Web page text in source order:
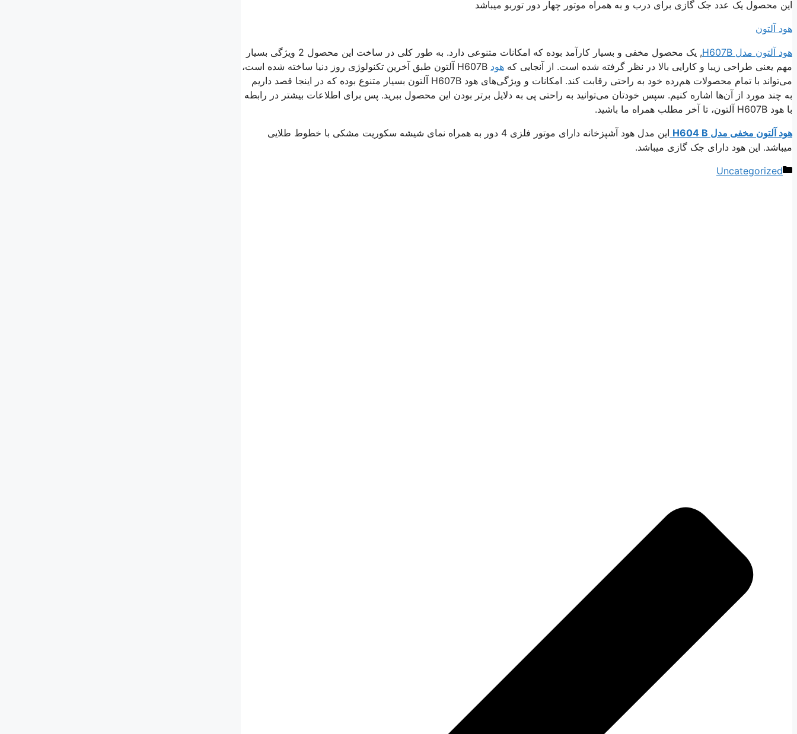
این محصول یک عدد جک گازی برای درب و به همراه موتور چهار دور توربو میباشد
هود آلتون
هود آلتون مدل H607B
, یک محصول مخفی و بسیار کارآمد بوده که امکانات متنوعی دارد. به طور کلی در ساخت این محصول 2 ویژگی بسیار
مهم یعنی طراحی زیبا و کارایی بالا در نظر گرفته شده است. از آنجایی که هود
H607B آلتون طبق آخرین تکنولوژی روز دنیا ساخته شده است،
می‌تواند با تمام محصولات هم‌رده خود به راحتی رقابت کند. امکانات و ویژگی‌های هود H607B آلتون بسیار متنوع بوده که در اینجا قصد داریم
به چند مورد از آ‌ن‌ها اشاره کنیم. سپس خودتان می‌توانید به راحتی پی به دلایل برتر بودن این محصول ببرید. پس برای اطلاعات بیشتر در رابطه
با هود H607B آلتون، تا آخر مطلب همراه ما باشید.
هود آلتون مخفی مدل H604 B
این مدل هود آشپزخانه دارای موتور فلزی 4 دور به همراه نمای شیشه سکوریت مشکی با خطوط طلایی
میباشد. این هود دارای جک گازی میباشد.
دسته‌ها
Uncategorized